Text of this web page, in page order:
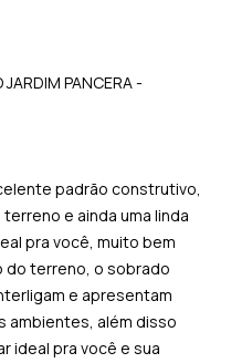
PANCERA -
padrão construtivo,
e ainda uma linda
pra você, muito bem
terreno, o sobrado
e apresentam
ambientes, além disso
ideal pra você e sua